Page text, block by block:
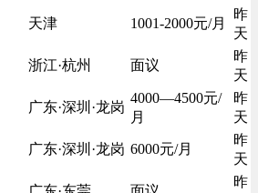
天津 1001-2000元/月
昨
天
浙江·杭州 面议
昨
天
广东·深圳·龙岗
4000—4500元/
月
昨
天
广东·深圳·龙岗 6000元/月
昨
天
昨